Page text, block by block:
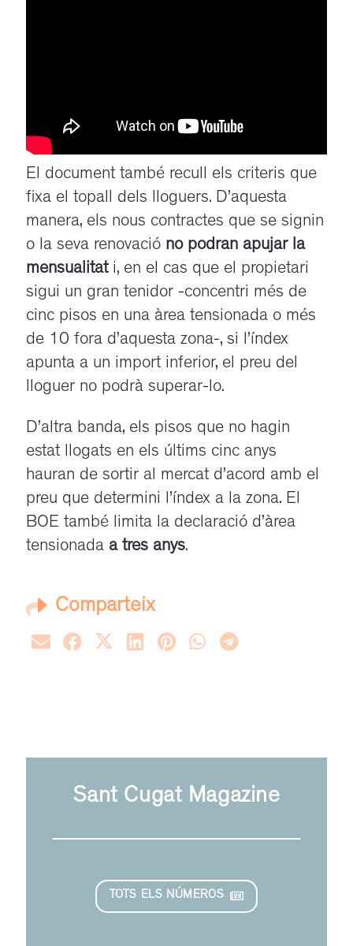
El document també recull els criteris que
fixa el topall dels lloguers. D’aquesta
manera, els nous contractes que se signin
o la seva renovació no podran apujar la
mensualitati, en el cas que el propietari
sigui un gran tenidor -concentri més de
cinc pisos en una àrea tensionada o més
de 10 fora d’aquesta zona-, si l’índex
apunta a un import inferior, el preu del
lloguer no podrà superar-lo.
D’altra banda, els pisos que no hagin
estat llogats en els últims cinc anys
hauran de sortir al mercat d’acord amb el
preu que determini l’índex a la zona. El
BOE també limita la declaració d’àrea
tensionada a tres anys.
Comparteix
Sant Cugat Magazine
TOTS ELS NÚMEROS